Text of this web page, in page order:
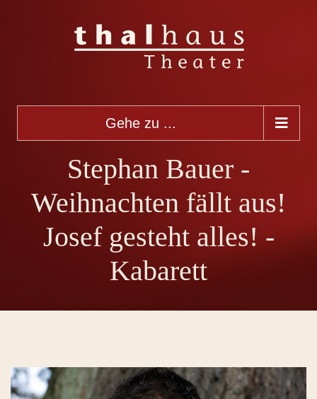
Gehe zu ...
Stephan Bauer -
Weihnachten fällt aus!
Josef gesteht alles! -
Kabarett